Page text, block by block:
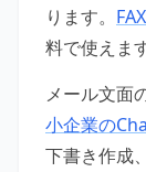
ります。
料で使えます
メール文面
小企業の
下書き作成